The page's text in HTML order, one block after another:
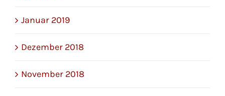
Januar 2019
Dezember 2018
November 2018